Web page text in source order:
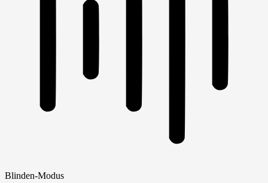
Blinden-Modus